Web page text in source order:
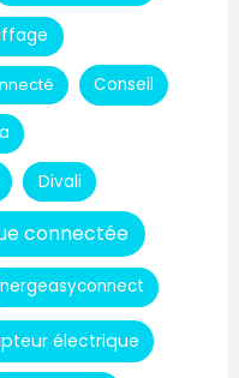
Conseil
Divali
connectée
électrique